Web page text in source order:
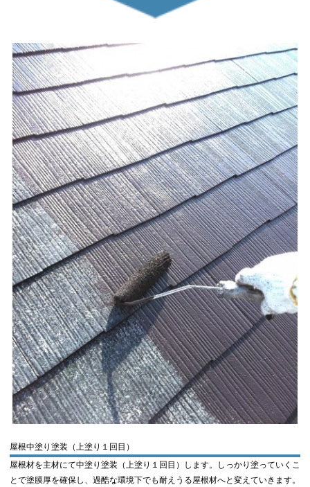
屋根中塗り塗装（上塗り１回目）
屋根材を主材にて中塗り塗装（上塗り１回目）します。しっかり塗っていくこ
とで塗膜厚を確保し、過酷な環境下でも耐えうる屋根材へと変えていきます。